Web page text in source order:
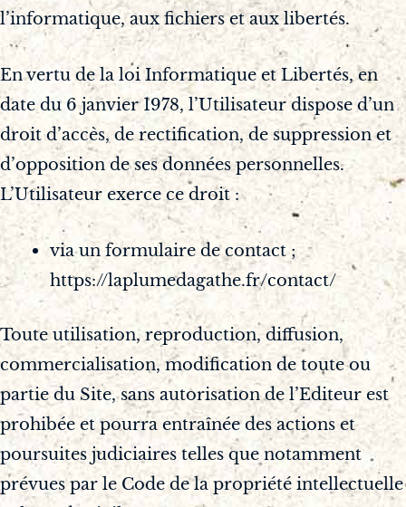
l’informatique, aux fichiers et aux libertés.
En vertu de la loi Informatique et Libertés, en
date du 6 janvier 1978, l’Utilisateur dispose d’un
droit d’accès, de rectification, de suppression et
d’opposition de ses données personnelles.
L’Utilisateur exerce ce droit :
via un formulaire de contact ;
https://laplumedagathe.fr/contact/
Toute utilisation, reproduction, diffusion,
commercialisation, modification de toute ou
partie du Site, sans autorisation de l’Editeur est
prohibée et pourra entraînée des actions et
poursuites judiciaires telles que notamment
prévues par le Code de la propriété intellectuelle